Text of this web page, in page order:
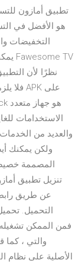
تطبيق أمازون
التخفيضات
الاستخدامات
ولكن يمكنك
المصممة
تنزيل تطبيق
عن طريق رابط
التحميل.